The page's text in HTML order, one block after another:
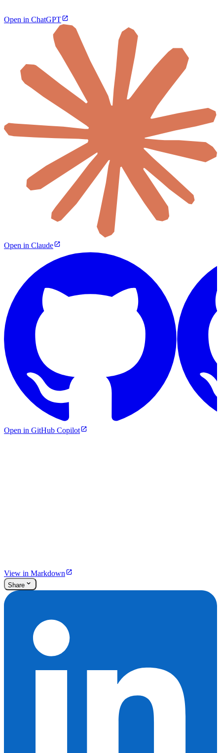
Open in ChatGPT
Open in Claude
Open in GitHub Copilot
View in Markdown
Share